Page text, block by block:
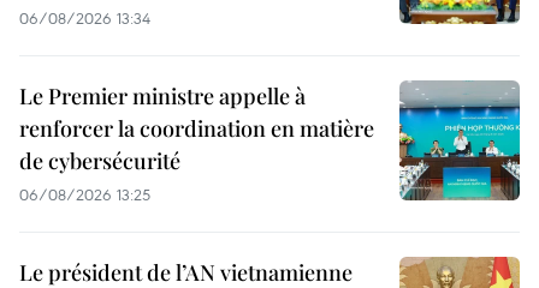
06/08/2026 13:34
Le Premier ministre appelle à
renforcer la coordination en matière
de cybersécurité
06/08/2026 13:25
Le président de l’AN vietnamienne